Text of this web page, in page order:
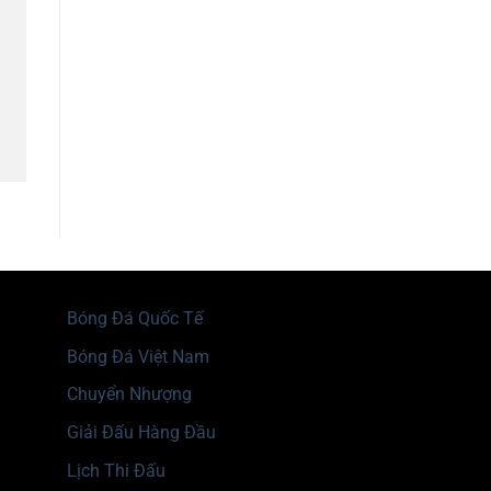
Bóng Đá Quốc Tế
Bóng Đá Việt Nam
Chuyển Nhượng
Giải Đấu Hàng Đầu
Lịch Thi Đấu